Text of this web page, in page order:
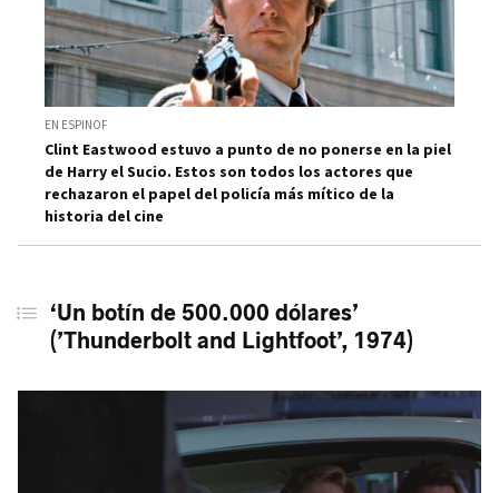
EN ESPINOF
Clint Eastwood estuvo a punto de no ponerse en la piel
de Harry el Sucio. Estos son todos los actores que
rechazaron el papel del policía más mítico de la
historia del cine
‘Un botín de 500.000 dólares’
(’Thunderbolt and Lightfoot’, 1974)